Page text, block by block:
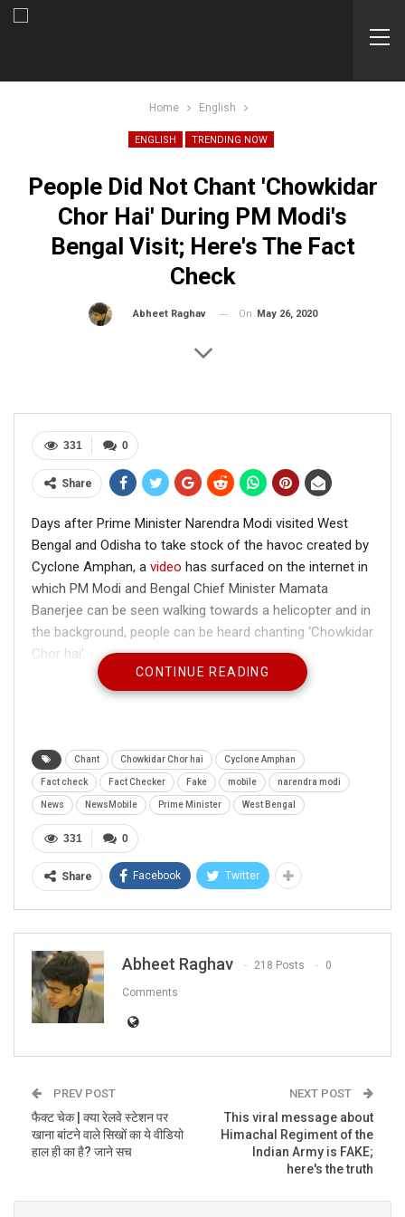
Home English
ENGLISH TRENDING NOW
People Did Not Chant 'Chowkidar
Chor Hai' During PM Modi's
Bengal Visit; Here's The Fact
Check
Abheet Raghav On May 26, 2020
0
331
Share
Days after Prime Minister Narendra Modi visited West
Bengal and Odisha to take stock of the havoc created by
Cyclone Amphan, a video has surfaced on the internet in
which PM Modi and Bengal Chief Minister Mamata
Banerjee can be seen walking towards a helicopter and in
the background, people can be heard chanting ‘Chowkidar
Chor hai’.
CONTINUE READING
Chant Chowkidar Chor hai Cyclone Amphan
Fact check Fact Checker Fake mobile narendra modi
News NewsMobile Prime Minister West Bengal
0
331
Share Facebook Twitter
Abheet Raghav 218 Posts 0
Comments
PREV POST
फैक्ट चेक | क्या रेलवे स्टेशन पर
खाना बांटने वाले सिखों का ये वीडियो
हाल ही का है? जाने सच
NEXT POST
This viral message about
Himachal Regiment of the
Indian Army is FAKE;
here's the truth